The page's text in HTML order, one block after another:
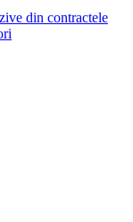
din contractele